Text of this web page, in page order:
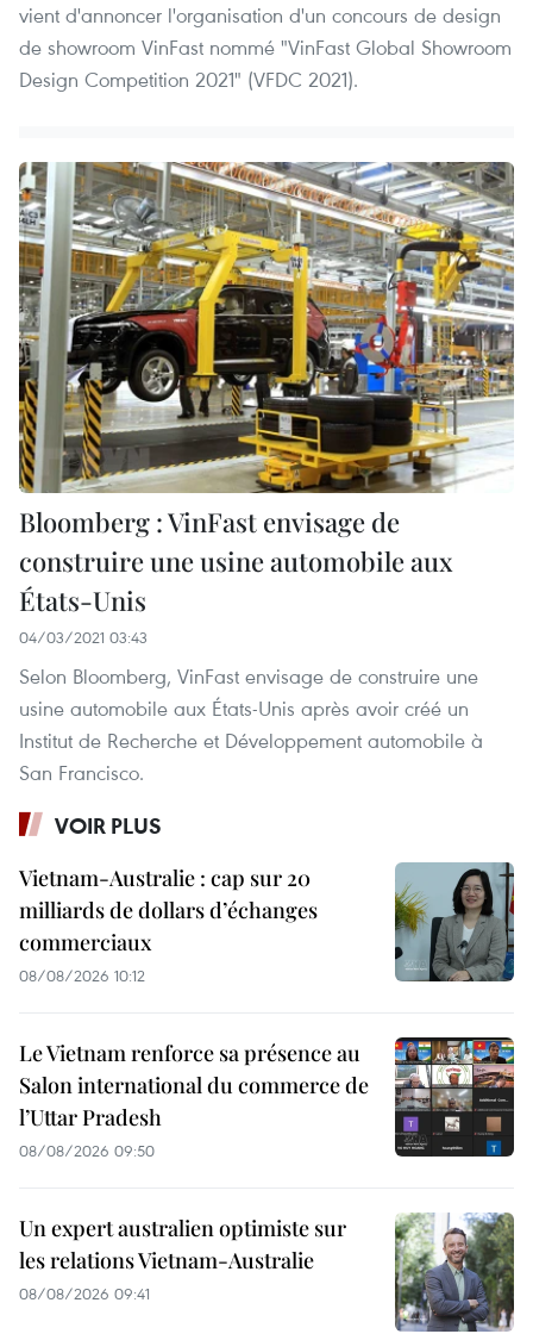
vient d'annoncer l'organisation d'un concours de design
de showroom VinFast nommé "VinFast Global Showroom
Design Competition 2021" (VFDC 2021).
Bloomberg : VinFast envisage de
construire une usine automobile aux
États-Unis
04/03/2021 03:43
Selon Bloomberg, VinFast envisage de construire une
usine automobile aux États-Unis après avoir créé un
Institut de Recherche et Développement automobile à
San Francisco.
VOIR PLUS
Vietnam-Australie : cap sur 20
milliards de dollars d’échanges
commerciaux
08/08/2026 10:12
Le Vietnam renforce sa présence au
Salon international du commerce de
l’Uttar Pradesh
08/08/2026 09:50
Un expert australien optimiste sur
les relations Vietnam-Australie
08/08/2026 09:41